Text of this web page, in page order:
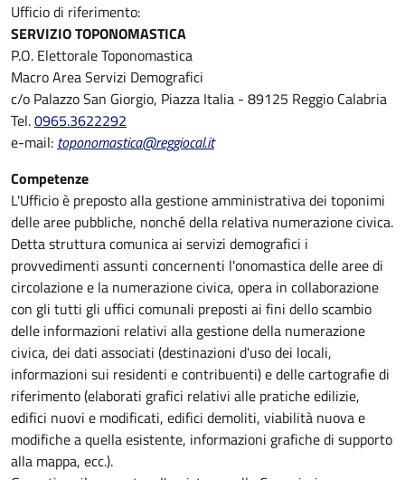
Ufficio di riferimento:
SERVIZIO TOPONOMASTICA
P.O. Elettorale Toponomastica
Macro Area Servizi Demografici
c/o Palazzo San Giorgio, Piazza Italia - 89125 Reggio Calabria
Tel.0965.3622292
e-mail: toponomastica@reggiocal.it
Competenze
L'Ufficio è preposto alla gestione amministrativa dei toponimi
delle aree pubbliche, nonché della relativa numerazione civica.
Detta struttura comunica ai servizi demografici i
provvedimenti assunti concernenti l'onomastica delle aree di
circolazione e la numerazione civica, opera in collaborazione
con gli tutti gli uffici comunali preposti ai fini dello scambio
delle informazioni relativi alla gestione della numerazione
civica, dei dati associati (destinazioni d'uso dei locali,
informazioni sui residenti e contribuenti) e delle cartografie di
riferimento (elaborati grafici relativi alle pratiche edilizie,
edifici nuovi e modificati, edifici demoliti, viabilità nuova e
modifiche a quella esistente, informazioni grafiche di supporto
alla mappa, ecc.).